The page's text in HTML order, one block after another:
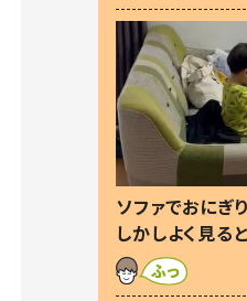
ソファでおに
しかしよく見る
察した母の投稿
す！」「現行犯〜」